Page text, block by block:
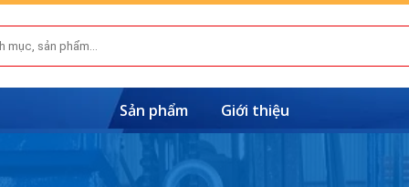
Sản phẩm Giới thiệu